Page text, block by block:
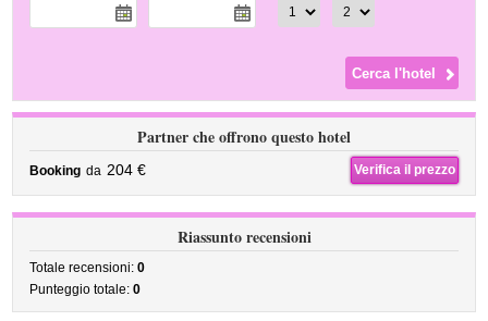
Partner che offrono questo hotel
Booking da 204 € Verifica il prezzo
Riassunto recensioni
Totale recensioni:0
Punteggio totale:0